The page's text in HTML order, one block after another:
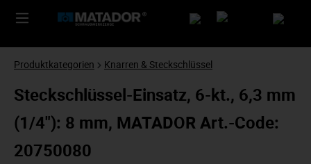
Produktkategorien Knarren & Steckschlüssel
Steckschlüssel-Einsatz, 6-kt., 6,3 mm
(1/4"): 8 mm, MATADOR Art.-Code:
20750080